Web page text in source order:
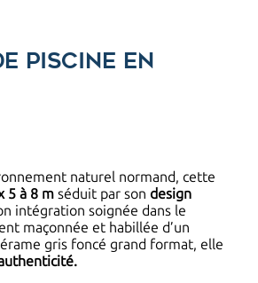
piscine en
naturel normand, cette
5 à 8 m séduit par son design
intégration soignée dans le
maçonnée et habillée d’un
gris foncé grand format, elle